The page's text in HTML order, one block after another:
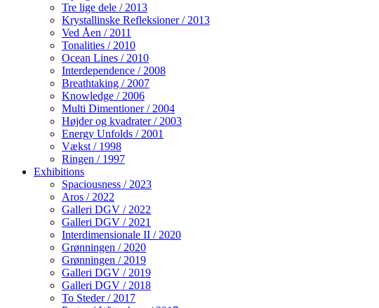
Tre lige dele / 2013
Krystallinske Refleksioner / 2013
Ved Åen / 2011
Tonalities / 2010
Ocean Lines / 2010
Interdependence / 2008
Breathtaking / 2007
Knowledge / 2006
Multi Dimentioner / 2004
Højder og kvadrater / 2003
Energy Unfolds / 2001
Vækst / 1998
Ringen / 1997
Exhibitions
Spaciousness / 2023
Aros / 2022
Galleri DGV / 2022
Galleri DGV / 2021
Interdimensionale II / 2020
Grønningen / 2020
Grønningen / 2019
Galleri DGV / 2019
Galleri DGV / 2018
To Steder / 2017